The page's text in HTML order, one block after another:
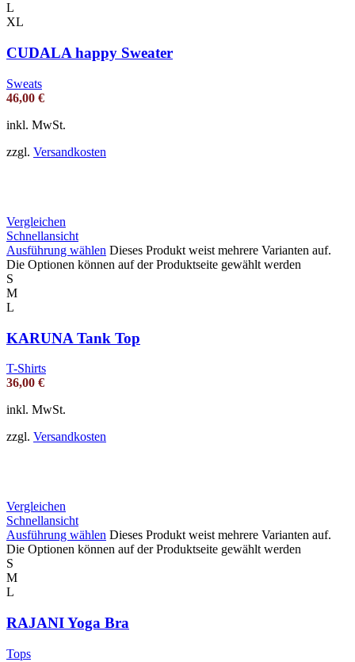
L
XL
CUDALA happy Sweater
Sweats
46,00 €
inkl. MwSt.
zzgl. Versandkosten
Vergleichen
Schnellansicht
Ausführung wählen Dieses Produkt weist mehrere Varianten auf.
Die Optionen können auf der Produktseite gewählt werden
S
M
L
KARUNA Tank Top
T-Shirts
36,00 €
inkl. MwSt.
zzgl. Versandkosten
Vergleichen
Schnellansicht
Ausführung wählen Dieses Produkt weist mehrere Varianten auf.
Die Optionen können auf der Produktseite gewählt werden
S
M
L
RAJANI Yoga Bra
Tops